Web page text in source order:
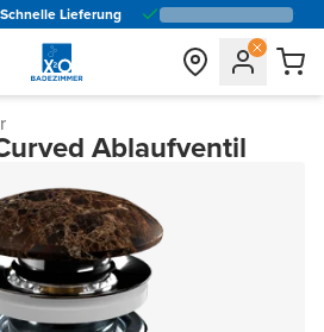
Schnelle Lieferung
Ablaufventil